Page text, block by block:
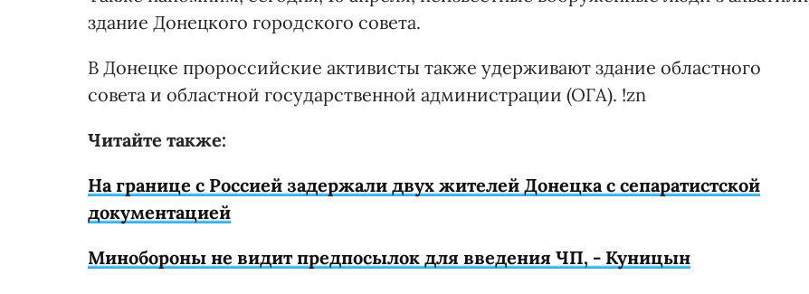
здание Донецкого городского совета.
В Донецке пророссийские активисты также удерживают здание областного
совета и областной государственной администрации (ОГА). !zn
Читайте также:
На границе с Россией задержали двух жителей Донецка с сепаратистской
документацией
Минобороны не видит предпосылок для введения ЧП, - Куницын